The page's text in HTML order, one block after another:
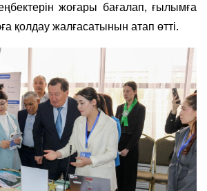
жоғары бағалап, ғылымға
қолдау жалғасатынын атап өтті.